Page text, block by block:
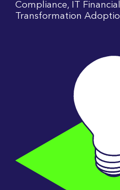
Compliance, IT
Transformation